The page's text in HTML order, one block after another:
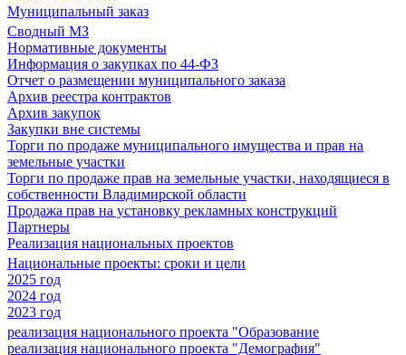
Муниципальный заказ
Сводный МЗ
Нормативные документы
Информация о закупках по 44-ФЗ
Отчет о размещении муниципального заказа
Архив реестра контрактов
Архив закупок
Закупки вне системы
Торги по продаже муниципального имущества и прав на
земельные участки
Торги по продаже прав на земельные участки, находящиеся в
собственности Владимирской области
Продажа прав на установку рекламных конструкций
Партнеры
Реализация национальных проектов
Национальные проекты: сроки и цели
2025 год
2024 год
2023 год
реализация национального проекта "Образование
реализация национального проекта "Демография"